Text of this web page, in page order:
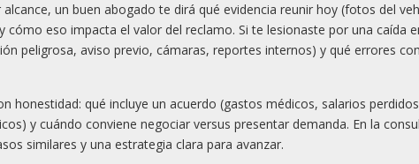
un buen abogado te dirá qué evidencia reunir hoy (fotos del
eso impacta el valor del reclamo. Si te lesionaste por una caída
peligrosa, aviso previo, cámaras, reportes internos) y qué errores
honestidad: qué incluye un acuerdo (gastos médicos, salarios
y cuándo conviene negociar versus presentar demanda. En la
similares y una estrategia clara para avanzar.